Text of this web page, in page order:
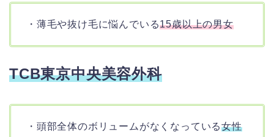
・薄毛や抜け毛に悩んでいる15歳以上の男女
TCB東京中央美容外科
・頭部全体のボリュームがなくなっている女性